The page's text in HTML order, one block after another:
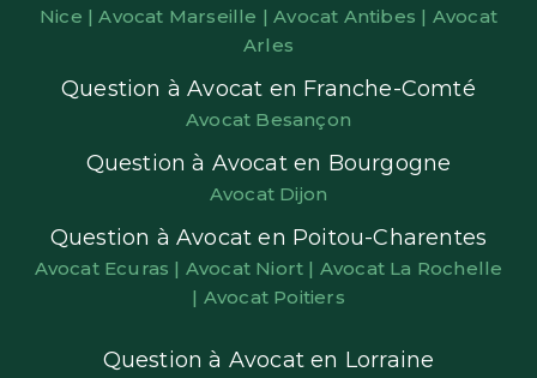
Nice |Avocat Marseille |Avocat Antibes | Avocat
Arles
Question à Avocat en Franche-Comté
Avocat Besançon
Question à Avocat en Bourgogne
Avocat Dijon
Question à Avocat en Poitou-Charentes
Avocat Ecuras | Avocat Niort | Avocat La Rochelle
| Avocat Poitiers
Question à Avocat en Lorraine